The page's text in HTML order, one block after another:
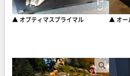
▲ オプティマスプライマル ▲ オー